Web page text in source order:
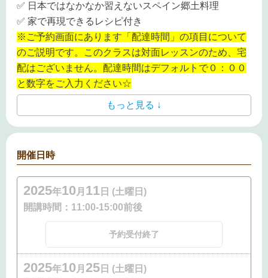
✅ 日本ではなかなか習えないスペイン郷土料理
✅ 家で再現できるレシピ付き
※ご予約画面にあります「配達時間」の項目について
のご説明です。このクラスは対面レッスンのため、宅
配はございません。配達時間はデフォルトで０：００
と数字をご入力ください☆
もっと見る ↓
開催日時
2025年10 月 11 日 (土曜日)
開講時間： 11:00-15:00前後
予約受付終了
2025年10 月 25 日 (土曜日)